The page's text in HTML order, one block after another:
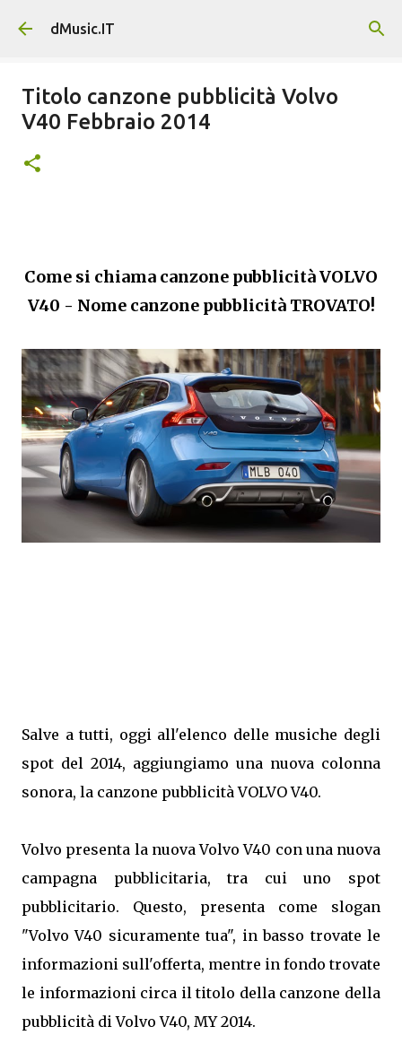
Passa ai contenuti principali
dMusic.IT
Titolo canzone pubblicità Volvo
V40 Febbraio 2014
Come si chiama canzone pubblicità VOLVO
V40 - Nome canzone pubblicità TROVATO!
Salve a tutti, oggi all'elenco delle musiche degli
spot del 2014, aggiungiamo una nuova colonna
sonora, la canzone pubblicità VOLVO V40.
Volvo presenta la nuova Volvo V40 con una nuova
campagna pubblicitaria, tra cui uno spot
pubblicitario. Questo, presenta come slogan
"Volvo V40 sicuramente tua", in basso trovate le
informazioni sull'offerta, mentre in fondo trovate
le informazioni circa il titolo della canzone della
pubblicità di Volvo V40, MY 2014.